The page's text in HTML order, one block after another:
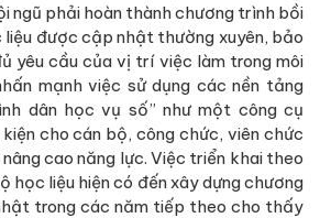
ngũ phải hoàn thành chương trình bồi
được cập nhật thường xuyên, bảo
yêu cầu của vị trí việc làm trong môi
mạnh việc sử dụng các nền tảng
dân học vụ số” như một công cụ
cho cán bộ, công chức, viên chức
cao năng lực. Việc triển khai theo
học liệu hiện có đến xây dựng chương
trong các năm tiếp theo cho thấy